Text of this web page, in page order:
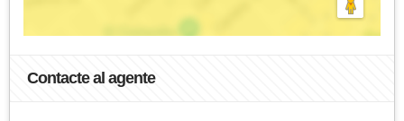
Contacte al agente